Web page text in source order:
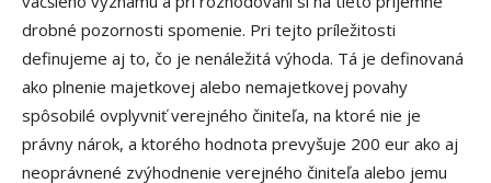
drobné pozornosti spomenie. Pri tejto príležitosti
definujeme aj to, čo je nenáležitá výhoda. Tá je definovaná
ako plnenie majetkovej alebo nemajetkovej povahy
spôsobilé ovplyvniť verejného činiteľa, na ktoré nie je
právny nárok, a ktorého hodnota prevyšuje 200 eur ako aj
neoprávnené zvýhodnenie verejného činiteľa alebo jemu